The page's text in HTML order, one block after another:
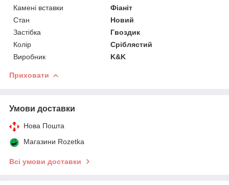
Камені вставки
Фіаніт
Стан
Новий
Застібка
Гвоздик
Колір
Сріблястий
Виробник
K&K
Приховати
Умови доставки
Нова Пошта
Магазини Rozetka
Всі умови доставки